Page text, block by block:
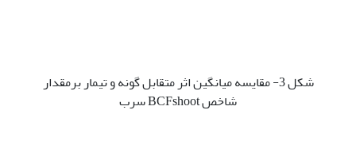
شکل 3- مقایسه میانگین اثر متقابل گونه و تیمار برمقدار
شاخص BCFshoot سرب